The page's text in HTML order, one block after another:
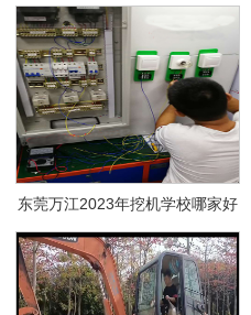
东莞万江2023年挖机学校哪家好